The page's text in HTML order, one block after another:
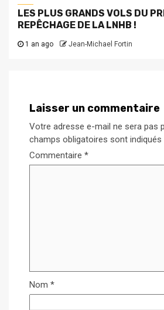
LES PLUS GRANDS VOLS DU
REPÊCHAGE DE LA LNHB !
1 an ago Jean-Michael Fortin
Laisser un commentaire
Votre adresse e-mail ne sera pas
champs obligatoires sont indiqués
Commentaire *
Nom *